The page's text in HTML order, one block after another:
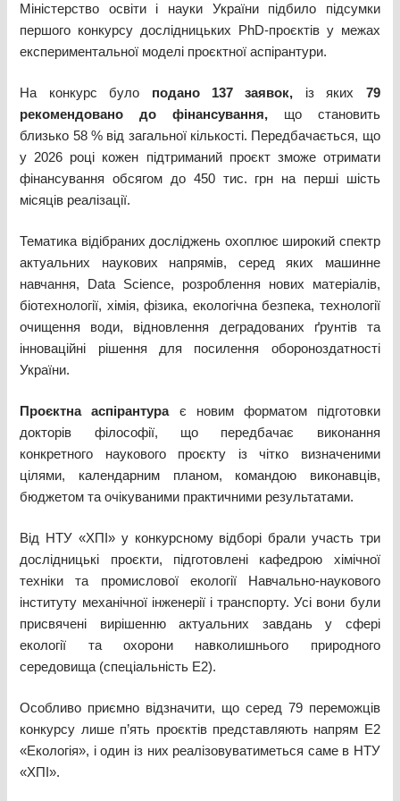
Міністерство освіти і науки України підбило підсумки
першого конкурсу дослідницьких PhD-проєктів у межах
експериментальної моделі проєктної аспірантури.
На конкурс було подано 137 заявок, із яких 79
рекомендовано до фінансування, що становить
близько 58 % від загальної кількості. Передбачається, що
у 2026 році кожен підтриманий проєкт зможе отримати
фінансування обсягом до 450 тис. грн на перші шість
місяців реалізації.
Тематика відібраних досліджень охоплює широкий спектр
актуальних наукових напрямів, серед яких машинне
навчання, Data Science, розроблення нових матеріалів,
біотехнології, хімія, фізика, екологічна безпека, технології
очищення води, відновлення деградованих ґрунтів та
інноваційні рішення для посилення обороноздатності
України.
Проєктна аспірантурає новим форматом підготовки
докторів філософії, що передбачає виконання
конкретного наукового проєкту із чітко визначеними
цілями, календарним планом, командою виконавців,
бюджетом та очікуваними практичними результатами.
Від НТУ «ХПІ» у конкурсному відборі брали участь три
дослідницькі проєкти, підготовлені кафедрою хімічної
техніки та промислової екології Навчально-наукового
інституту механічної інженерії і транспорту. Усі вони були
присвячені вирішенню актуальних завдань у сфері
екології та охорони навколишнього природного
середовища (спеціальність Е2).
Особливо приємно відзначити, що серед 79 переможців
конкурсу лише п’ять проєктів представляють напрям Е2
«Екологія», і один із них реалізовуватиметься саме в НТУ
«ХПІ».